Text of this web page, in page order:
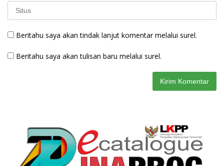
Beritahu saya akan tindak lanjut komentar melalui surel.
Beritahu saya akan tulisan baru melalui surel.